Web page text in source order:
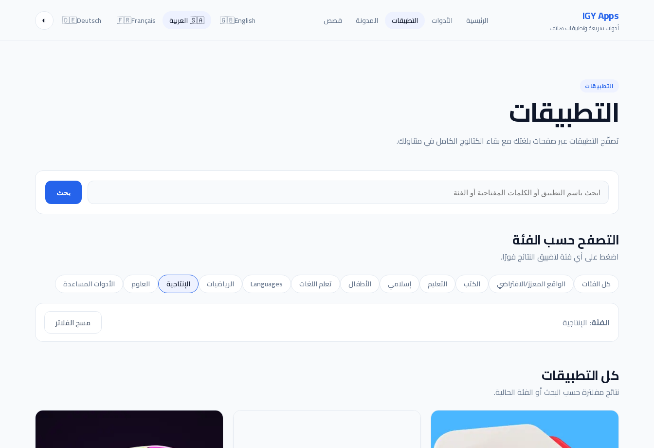
IGY Apps
أدوات سريعة وتطبيقات هاتف
الرئيسية الأدوات التطبيقات المدونة قصص 🇬🇧English
🇸🇦العربية 🇫🇷Français
🇩🇪Deutsch
◐
التطبيقات
التطبيقات
تصفّح التطبيقات عبر صفحات بلغتك مع بقاء الكتالوج الكامل في متناولك.
البحث في التطبيقات بحث
التصفح حسب الفئة
اضغط على أي فئة لتضييق النتائج فورًا.
كل الفئات الواقع المعزز/الافتراضي الكتب التعليم إسلامي الأطفال تعلم اللغات Languages الرياضيات الإنتاجية العلوم الأدوات المساعدة
الفئة: الإنتاجية مسح الفلاتر
كل التطبيقات
نتائج مفلترة حسب البحث أو الفئة الحالية.